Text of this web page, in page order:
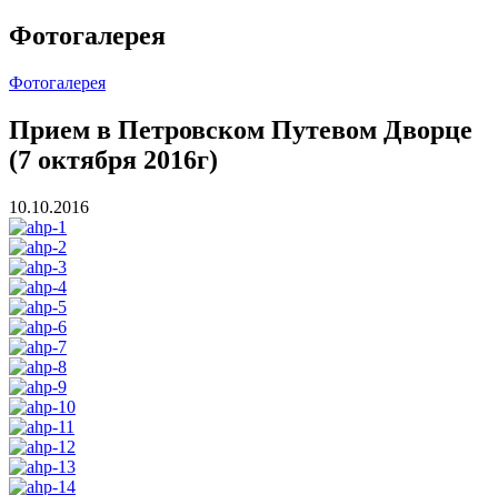
Фотогалерея
Фотогалерея
Прием в Петровском Путевом Дворце
(7 октября 2016г)
10.10.2016